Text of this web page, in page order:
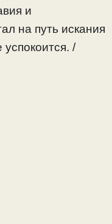
и
на путь искания
успокоится. /